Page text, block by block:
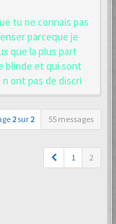
tu ne connais pas
parceque je
que la plus part
blinde et qui sont
ont pas de discri
2 sur 2 55 messages
1 2